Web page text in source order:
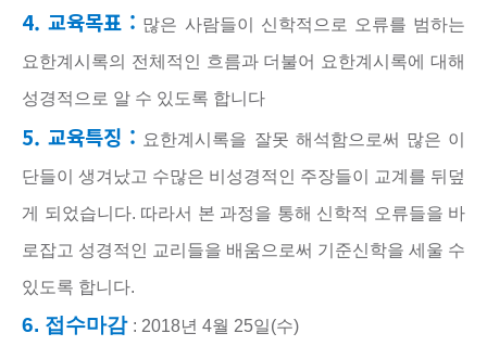
4. 교육목표 : 많은 사람들이 신학적으로 오류를 범하는
요한계시록의 전체적인 흐름과 더불어 요한계시록에 대해
성경적으로 알 수 있도록 합니다
5. 교육특징 : 요한계시록을 잘못 해석함으로써 많은 이
단들이 생겨났고 수많은 비성경적인 주장들이 교계를 뒤덮
게 되었습니다. 따라서 본 과정을 통해 신학적 오류들을 바
로잡고 성경적인 교리들을 배움으로써 기준신학을 세울 수
있도록 합니다.
6. 접수마감 : 2018년 4월 25일(수)